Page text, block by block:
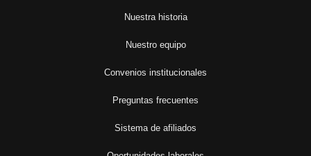
Nuestra historia
Nuestro equipo
Convenios institucionales
Preguntas frecuentes
Sistema de afiliados